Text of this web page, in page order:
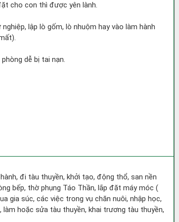
cho con thì được yên lành.
lập lò gốm, lò nhuộm hay vào làm hành
dễ bị tai nạn.
đi tàu thuyền, khởi tạo, động thổ, san nền
bếp, thờ phụng Táo Thần, lắp đặt máy móc (
gia súc, các việc trong vụ chăn nuôi, nhập học,
hoặc sửa tàu thuyền, khai trương tàu thuyền,